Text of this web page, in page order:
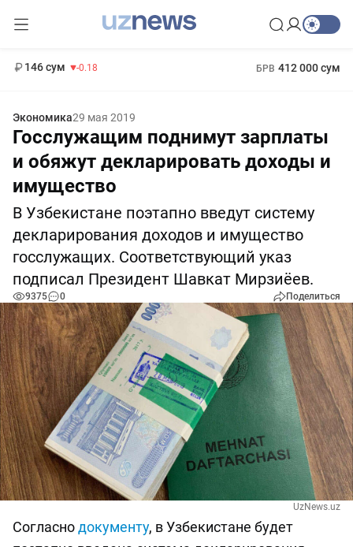
146 сум -0.18 БРВ 412 000 сум
Экономика29 мая 2019
Госслужащим поднимут зарплаты
и обяжут декларировать доходы и
имущество
В Узбекистане поэтапно введут систему
декларирования доходов и имущество
госслужащих. Соответствующий указ
подписал Президент Шавкат Мирзиёев.
9375 0 Поделиться
UzNews.uz
Согласнодокументу, в Узбекистане будет